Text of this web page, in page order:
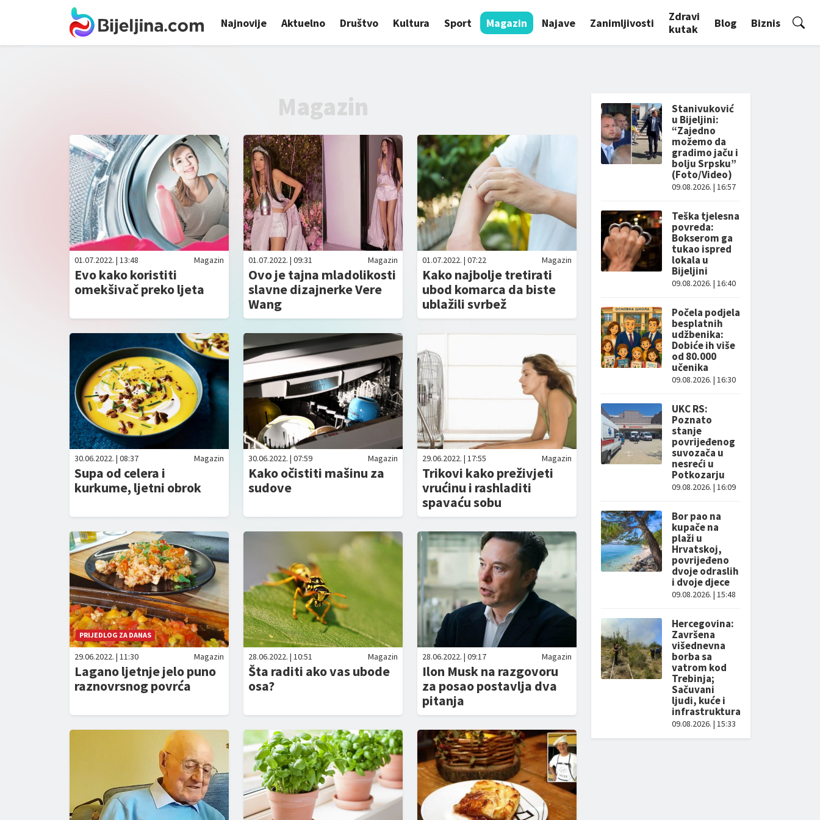
Najnovije Aktuelno Društvo Kultura Sport Magazin Najave Zanimljivosti
Zdravi
kutak
Blog Biznis
Magazin
01.07.2022. | 13:48 Magazin
Evo kako koristiti
omekšivač preko ljeta
01.07.2022. | 09:31 Magazin
Ovo je tajna mladolikosti
slavne dizajnerke Vere
Wang
01.07.2022. | 07:22 Magazin
Kako najbolje tretirati
ubod komarca da biste
ublažili svrbež
30.06.2022. | 08:37 Magazin
Supa od celera i
kurkume, ljetni obrok
30.06.2022. | 07:59 Magazin
Kako očistiti mašinu za
sudove
29.06.2022. | 17:55 Magazin
Trikovi kako preživjeti
vrućinu i rashladiti
spavaću sobu
PRIJEDLOG ZA DANAS
29.06.2022. | 11:30 Magazin
Lagano ljetnje jelo puno
raznovrsnog povrća
28.06.2022. | 10:51 Magazin
Šta raditi ako vas ubode
osa?
28.06.2022. | 09:17 Magazin
Ilon Musk na razgovoru
za posao postavlja dva
pitanja
Stanivuković
u Bijeljini:
“Zajedno
možemo da
gradimo jaču i
bolju Srpsku”
(Foto/Video)
09.08.2026. | 16:57
Teška tjelesna
povreda:
Bokserom ga
tukao ispred
lokala u
Bijeljini
09.08.2026. | 16:40
Počela podjela
besplatnih
udžbenika:
Dobiće ih više
od 80.000
učenika
09.08.2026. | 16:30
UKC RS:
Poznato
stanje
povrijeđenog
suvozača u
nesreći u
Potkozarju
09.08.2026. | 16:09
Bor pao na
kupače na
plaži u
Hrvatskoj,
povrijeđeno
dvoje odraslih
i dvoje djece
09.08.2026. | 15:48
Hercegovina:
Završena
višednevna
borba sa
vatrom kod
Trebinja;
Sačuvani
ljudi, kuće i
infrastruktura
09.08.2026. | 15:33